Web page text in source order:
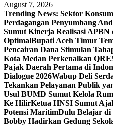
August 7, 2026
Trending News: Sektor
Perdagangan Penyumbang
Sumut ‎ Kinerja Realisasi APBN
Optimal‎‎Bupati Aceh Timur
Pencairan Dana Stimulan
Kota Medan Perkenalkan
Pajak Daerah Pertama di
Dialogue 2026Wabup Deli
Tekankan Pelayanan Publik
Usul BUMD Sumut Kelola
Ke HilirKetua HNSI Sumut
Potensi MaritimDulu Belajar di
Bobby Hadirkan Gedung